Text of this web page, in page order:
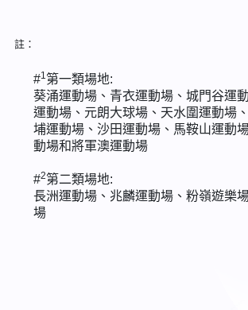
註：
#1 第一類場地:
葵涌運動場、青衣運動場、城門谷運
運動場、元朗大球場、天水圍運動場
埔運動場、沙田運動場、馬鞍山運動
動場和將軍澳運動場
#2第二類場地:
長洲運動場、兆麟運動場、粉嶺遊樂
場